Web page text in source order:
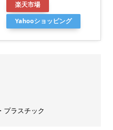
楽天市場
Yahooショッピング
プラスチック